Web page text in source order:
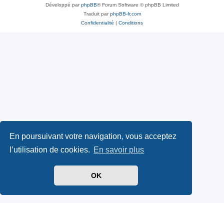
En poursuivant votre navigation, vous acceptez
l’utilisation de cookies. En savoir plus
OK
Développé parphpBB® Forum Software © phpBB Limited
Traduit parphpBB-fr.com
Confidentialité | Conditions